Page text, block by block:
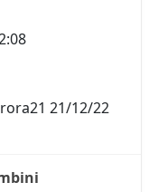
21/12/22